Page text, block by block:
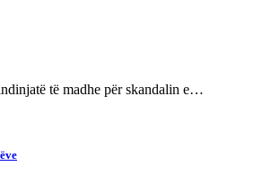
të madhe për skandalin e…